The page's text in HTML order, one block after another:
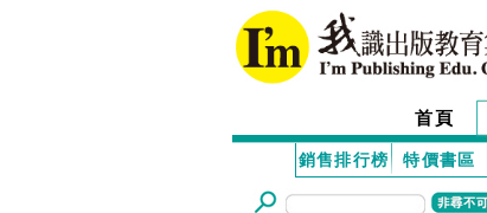
首頁
銷售排行榜 特價書區